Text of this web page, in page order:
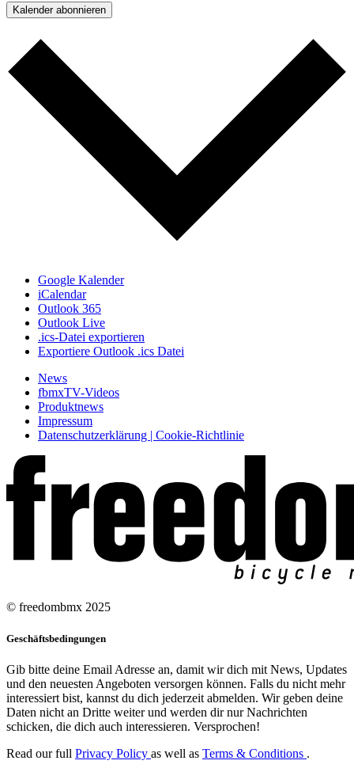
Kalender abonnieren
Google Kalender
iCalendar
Outlook 365
Outlook Live
.ics-Datei exportieren
Exportiere Outlook .ics Datei
News
fbmxTV-Videos
Produktnews
Impressum
Datenschutzerklärung | Cookie-Richtlinie
© freedombmx 2025
Geschäftsbedingungen
Gib bitte deine Email Adresse an, damit wir dich mit News, Updates
und den neuesten Angeboten versorgen können. Falls du nicht mehr
interessiert bist, kannst du dich jederzeit abmelden. Wir geben deine
Daten nicht an Dritte weiter und werden dir nur Nachrichten
schicken, die dich auch interessieren. Versprochen!
Read our full Privacy Policy as well as Terms & Conditions .